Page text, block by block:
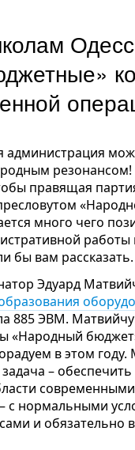
администрация
правящая
много чего
бы вам рассказать.
Эдуард
885 ЭВМ.
«Народный
в этом
–
с нормальными
и